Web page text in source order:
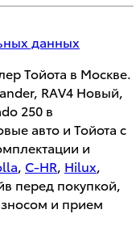
данных
Тойота в Москве.
RAV4 Новый,
250 в
авто и Тойота с
и
, C-HR, Hilux,
перед покупкой,
и прием